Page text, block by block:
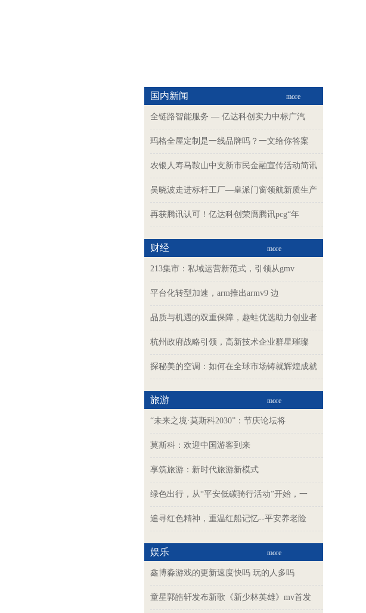
国内新闻 more
全链路智能服务 — 亿达科创实力中标广汽
玛格全屋定制是一线品牌吗？一文给你答案
农银人寿马鞍山中支新市民金融宣传活动简讯
吴晓波走进标杆工厂—皇派门窗领航新质生产
再获腾讯认可！亿达科创荣膺腾讯pcg“年
财经 more
213集市：私域运营新范式，引领从gmv
平台化转型加速，arm推出armv9 边
品质与机遇的双重保障，趣蛙优选助力创业者
杭州政府战略引领，高新技术企业群星璀璨
探秘美的空调：如何在全球市场铸就辉煌成就
旅游 more
“未来之境·莫斯科2030”：节庆论坛将
莫斯科：欢迎中国游客到来
享筑旅游：新时代旅游新模式
绿色出行，从“平安低碳骑行活动”开始，一
追寻红色精神，重温红船记忆--平安养老险
娱乐 more
鑫博淼游戏的更新速度快吗 玩的人多吗
童星郭皓轩发布新歌《新少林英雄》mv首发